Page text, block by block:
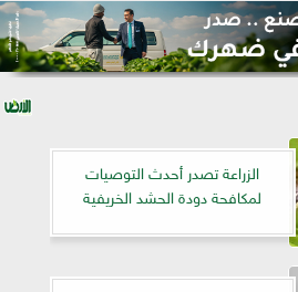
الزراعة تصدر أحدث التوصيات
لمكافحة دودة الحشد الخريفية